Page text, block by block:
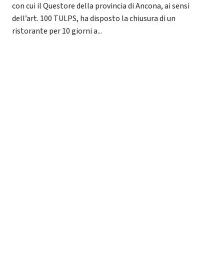
con cui il Questore della provincia di Ancona, ai sensi
dell’art. 100 TULPS, ha disposto la chiusura di un
ristorante per 10 giorni a...